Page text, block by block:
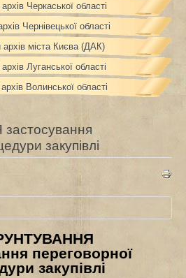
Черкаської області
Чернівецької області
міста Києва (ДАК)
Луганської області
Волинської області
закупівлі
переговорної
закупівлі